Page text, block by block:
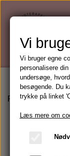
Forside
Vi
Vi bruger egne
personalisere
undersøge,
besøgende. Du
trykke på linket
Læs mere om